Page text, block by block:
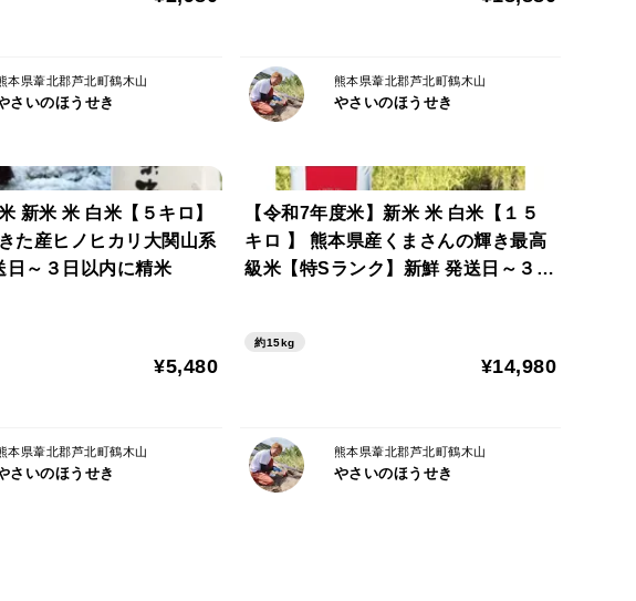
本県葦北郡芦北町鶴木山
さいのほうせき
熊本県葦北郡芦北町鶴木山
やさいのほうせき
新米 米 白米【５キロ】
た産ヒノヒカリ大関山系
日～３日以内に精米
¥5,480
本県葦北郡芦北町鶴木山
さいのほうせき
【令和7年度米】新米 米 白米【１５
キロ 】 熊本県産くまさんの輝き最高
級米【特Sランク】新鮮 発送日～３日
約15kg
¥14,980
熊本県葦北郡芦北町鶴木山
やさいのほうせき